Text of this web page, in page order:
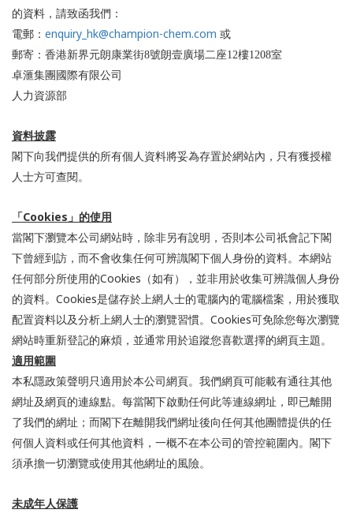
的資料，請致函我們：
電郵： enquiry_hk@champion-chem.com 或
郵寄： 香港新界元朗康業街8號朗壹廣場二座12樓1208室
卓滙集團國際有限公司
人力資源部
資料披露
閣下向我們提供的所有個人資料將妥為存置於網站內，只有獲授權
人士方可查閱。
「 Cookies 」的使用
當閣下瀏覽本公司網站時，除非另有說明，否則本公司祇會記下閣
下曾經到訪，而不會收集任何可辨識閣下個人身份的資料。本網站
任何部分所使用的Cookies （如有），並非用於收集可辨識個人身份
的資料。 Cookies是儲存於上網人士的電腦內的電腦檔案，用於獲取
配置資料以及分析上網人士的瀏覽習慣。 Cookies可免除您每次瀏覽
網站時重新登記的麻煩，並通常用於追蹤您喜歡選擇的網頁主題。
適用範圍
本私隱政策聲明只適用於本公司網頁。我們網頁可能載有通往其他
網址及網頁的連線點。每當閣下啟動任何此等連線網址，即已離開
了我們的網址；而閣下在離開我們網址後向任何其他團體提供的任
何個人資料或任何其他資料，一概不在本公司的管控範圍內。閣下
須承擔一切瀏覽或使用其他網址的風險。
未成年人保護